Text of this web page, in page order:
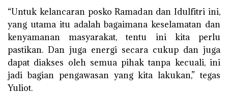
“Untuk kelancaran posko Ramadan dan Idulfitri ini,
yang utama itu adalah bagaimana keselamatan dan
kenyamanan masyarakat, tentu ini kita perlu
pastikan. Dan juga energi secara cukup dan juga
dapat diakses oleh semua pihak tanpa kecuali, ini
jadi bagian pengawasan yang kita lakukan,” tegas
Yuliot.